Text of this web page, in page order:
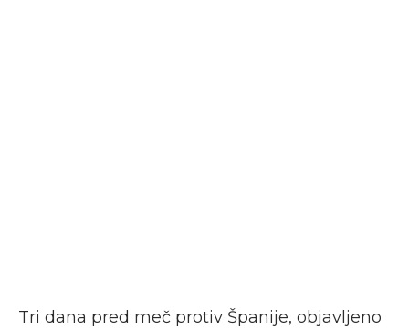
Tri dana pred meč protiv Španije, objavljeno